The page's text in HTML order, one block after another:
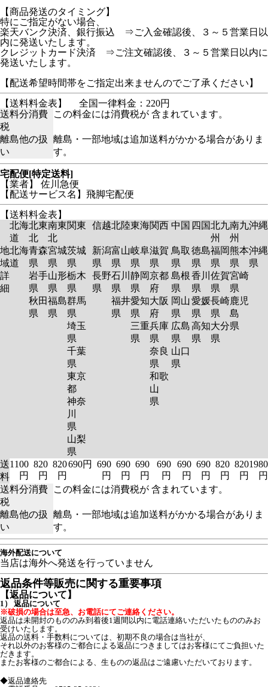
【商品発送のタイミング】
特にご指定がない場合、
楽天バンク決済、銀行振込 ⇒ご入金確認後、３～５営業日以
内に発送いたします。
クレジットカード決済 ⇒ご注文確認後、３～５営業日以内に
発送いたします。
【配送希望時間帯をご指定出来ませんのでご了承ください】
【送料料金表】
全国一律料金：220円
送料分消費
税
この料金には消費税が 含まれています。
離島他の扱
い
離島・一部地域は追加送料がかかる場合がありま
す。
宅配便[特定送料]
【業者】 佐川急便
【配送サービス名】飛脚宅配便
【送料料金表】
北海
道
北東
北
南東
北
関東 信越北陸東海関西 中国 四国北九
州
南九
州
沖縄
地
域
詳
細
北海
道
青森
県
岩手
県
秋田
県
宮城
県
山形
県
福島
県
茨城
県
栃木
県
群馬
県
埼玉
県
千葉
県
東京
都
神奈
川
県
山梨
県
新潟
県
長野
県
富山
県
石川
県
福井
県
岐阜
県
静岡
県
愛知
県
三重
県
滋賀
県
京都
府
大阪
府
兵庫
県
奈良
県
和歌
山
県
鳥取
県
島根
県
岡山
県
広島
県
山口
県
徳島
県
香川
県
愛媛
県
高知
県
福岡
県
佐賀
県
長崎
県
大分
県
熊本
県
宮崎
県
鹿児
島
県
沖縄
県
送
料
1100
円
820
円
820
円
690円
690
円
690
円
690
円
690
円
690
円
690
円
820
円
820
円
1980
円
送料分消費
税
この料金には消費税が 含まれています。
離島他の扱
い
離島・一部地域は追加送料がかかる場合がありま
す。
海外配送について
当店は海外へ発送を行っていません
返品条件等販売に関する重要事項
【返品について】
1） 返品について
※破損の場合は至急、お電話にてご連絡ください。
返品は未開封のもののみ到着後1週間以内に電話連絡いただいたもののみお
受けいたします。
返品の送料・手数料については、初期不良の場合は当社が、
それ以外のお客様のご都合による返品につきましてはお客様にてご負担いた
だきます。
またお客様のご都合による、生ものの返品はご遠慮いただいております。
◆返品連絡先